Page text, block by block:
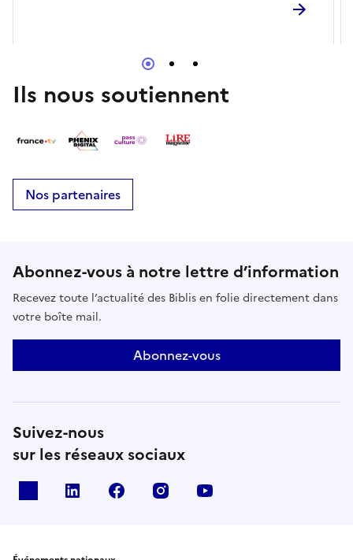
autodétermination et conscience de soi.Un
spectacle bouleversant ! Interprété par la
compagnie du Cercle KarréDans le cadre du temps
du handicap »
Ils nous soutiennent
Nos partenaires
Abonnez-vous à notre lettre d’information
Recevez toute l’actualité des Biblis en folie directement dans
votre boîte mail.
Abonnez-vous
Suivez-nous
sur les réseaux sociaux
Linkedin Facebook Instagram